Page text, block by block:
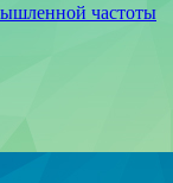
частоты